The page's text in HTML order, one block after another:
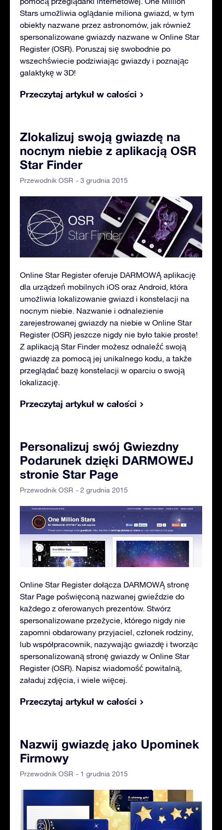
Stars umożliwia oglądanie miliona gwiazd, w tym
obiekty nazwane przez astronomów, jak również
spersonalizowane gwiazdy nazwane w Online Star
Register (OSR). Poruszaj się swobodnie po
wszechświecie podziwiając gwiazdy i poznając
galaktykę w 3D!
Przeczytaj artykuł w całości
Zlokalizuj swoją gwiazdę na
nocnym niebie z aplikacją OSR
Star Finder
Przewodnik OSR - 3 grudnia 2015
Online Star Register oferuje DARMOWĄ aplikację
dla urządzeń mobilnych iOS oraz Android, która
umożliwia lokalizowanie gwiazd i konstelacji na
nocnym niebie. Nazwanie i odnalezienie
zarejestrowanej gwiazdy na niebie w Online Star
Register (OSR) jeszcze nigdy nie było takie proste!
Z aplikacją Star Finder możesz odnaleźć swoją
gwiazdę za pomocą jej unikalnego kodu, a także
przeglądać bazę konstelacji w oparciu o swoją
lokalizację.
Przeczytaj artykuł w całości
Personalizuj swój Gwiezdny
Podarunek dzięki DARMOWEJ
stronie Star Page
Przewodnik OSR - 2 grudnia 2015
Online Star Register dołącza DARMOWĄ stronę
Star Page poświęconą nazwanej gwieździe do
każdego z oferowanych prezentów. Stwórz
spersonalizowane przeżycie, którego nigdy nie
zapomni obdarowany przyjaciel, członek rodziny,
lub współpracownik, nazywając gwiazdę i tworząc
spersonalizowaną stronę gwiazdy w Online Star
Register (OSR). Napisz wiadomość powitalną,
załaduj zdjęcia, i wiele więcej.
Przeczytaj artykuł w całości
Nazwij gwiazdę jako Upominek
Firmowy
Przewodnik OSR - 1 grudnia 2015